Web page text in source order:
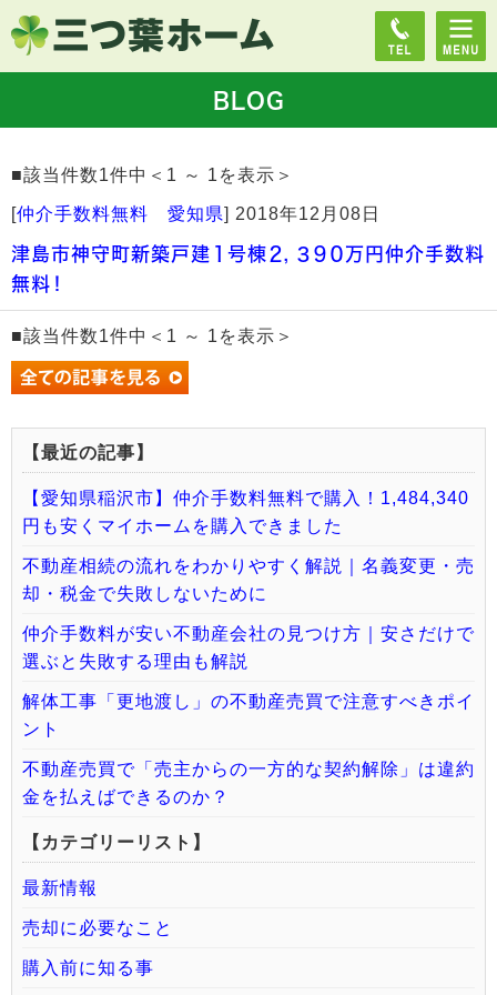
BLOG
■該当件数1件中＜1 ～ 1を表示＞
[仲介手数料無料 愛知県] 2018年12月08日
津島市神守町新築戸建１号棟２，３９０万円仲介手数料
無料！
■該当件数1件中＜1 ～ 1を表示＞
【最近の記事】
【愛知県稲沢市】仲介手数料無料で購入！1,484,340
円も安くマイホームを購入できました
不動産相続の流れをわかりやすく解説｜名義変更・売
却・税金で失敗しないために
仲介手数料が安い不動産会社の見つけ方｜安さだけで
選ぶと失敗する理由も解説
解体工事「更地渡し」の不動産売買で注意すべきポイ
ント
不動産売買で「売主からの一方的な契約解除」は違約
金を払えばできるのか？
【カテゴリーリスト】
最新情報
売却に必要なこと
購入前に知る事